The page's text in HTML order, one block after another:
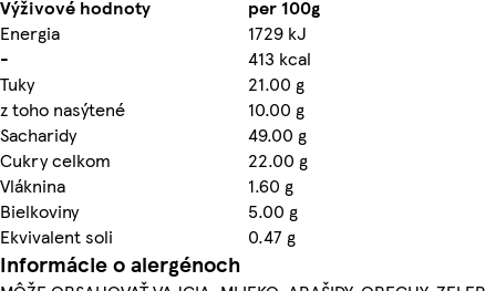
Výživové hodnoty
per 100g
Energia
1729 kJ
-
413 kcal
Tuky
21.00 g
z toho nasýtené
10.00 g
Sacharidy
49.00 g
Cukry celkom
22.00 g
Vláknina
1.60 g
Bielkoviny
5.00 g
Ekvivalent soli
0.47 g
Informácie o alergénoch